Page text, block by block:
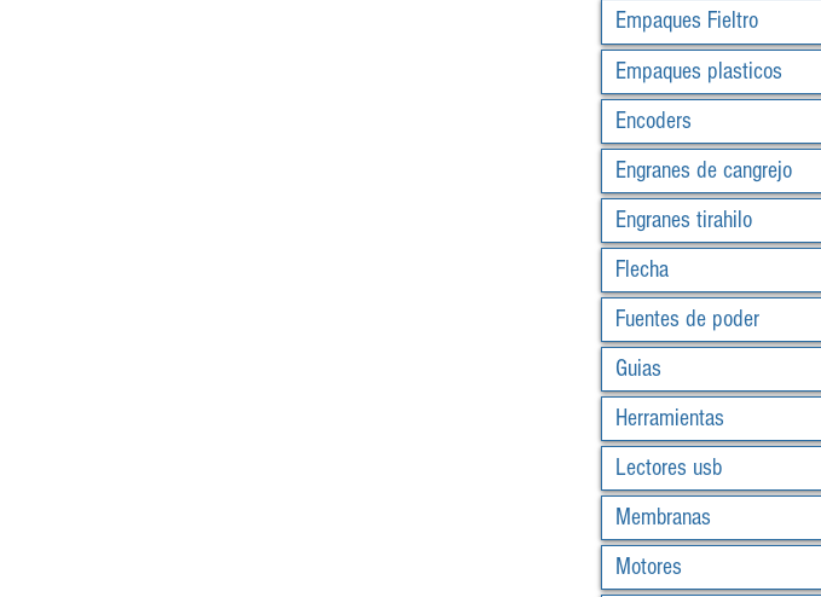
Empaques Fieltro
Empaques plasticos
Encoders
Engranes de cangrejo
Engranes tirahilo
Flecha
Fuentes de poder
Guias
Herramientas
Lectores usb
Membranas
Motores